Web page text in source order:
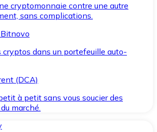
cryptomonnaie contre une autre
sans complications.
cryptos dans un portefeuille auto-
(DCA)
à petit sans vous soucier des
marché.